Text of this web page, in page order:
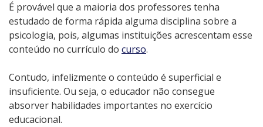
É provável que a maioria dos professores tenha
estudado de forma rápida alguma disciplina sobre a
psicologia, pois, algumas instituições acrescentam esse
conteúdo no currículo do curso.
Contudo, infelizmente o conteúdo é superficial e
insuficiente. Ou seja, o educador não consegue
absorver habilidades importantes no exercício
educacional.